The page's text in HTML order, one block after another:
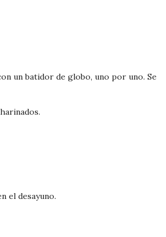
un batidor de globo, uno por uno. Se
el desayuno.